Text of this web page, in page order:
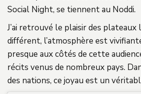
Social Night, se tiennent au Noddi.
J’ai retrouvé le plaisir des plateaux
différent, l’atmosphère est
presque aux côtés de cette
récits venus de nombreux pays.
des nations, ce joyau est un